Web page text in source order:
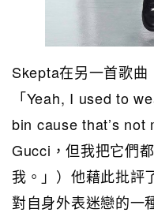
Skepta在另一首歌曲
「Yeah, I used to
bin cause that’s not
Gucci，但我把它們
我。」）他藉此批評
對自身外表迷戀的一